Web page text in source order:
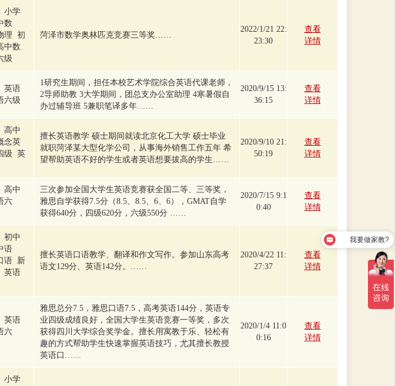
小学
数
理 初
中数
级
菏泽市数学奥林匹克竞赛三等奖……
2022/1/21 22:
23:30
查看
详情
英语
六级
1研究生期间，担任本校艺术学院综合英语代课老师，
2导师助教 3大学期间，团总支办公室助理 4寒暑假自
办过辅导班 5兼职笔译多年……
2020/9/15 13:
36:15
查看
详情
高中
念英
级 英
擅长英语教学 硕士期间就读北京化工大学 硕士毕业
就职菏泽某大型化学公司，从事海外销售工作五年 希
望帮助英语不好的学生或者英语想要拔高的学生……
2020/9/10 21:
50:19
查看
详情
高中
六
三次参加全国大学生英语竞赛获全国二等、三等奖，
雅思自学获得7.5分（8.5、8.5、6、6），GMAT自学
获得640分，四级620分，六级550分 ……
2020/7/15 9:1
0:40
查看
详情
初中
语
语 新
英语
擅长英语口语教学、翻译和作文写作。参加山东高考
语文129分、英语142分。……
2020/4/22 11:
27:37
查看
详情
英语
六
雅思总分7.5，雅思口语7.5，高考英语144分，英语专
业四级成绩良好，全国大学生英语竞赛一等奖，多次
获得四川大学综合奖学金。擅长用寓教于乐、轻松有
趣的方式帮助学生快速掌握英语技巧，尤其擅长教授
英语口……
2020/1/4 11:0
0:16
查看
详情
小学
如何联系你们?